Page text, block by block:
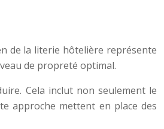
de la literie hôtelière représente
de propreté optimal.
Cela inclut non seulement le
approche mettent en place des